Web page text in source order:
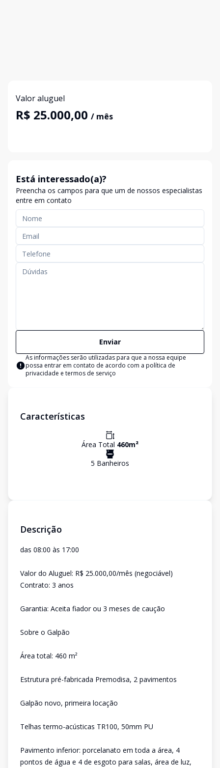
Valor aluguel
R$ 25.000,00 / mês
Está interessado(a)?
Preencha os campos para que um de nossos especialistas
entre em contato
Enviar
As informações serão utilizadas para que a nossa equipe
possa entrar em contato de acordo com a política de
privacidade e termos de serviço
Características
Área Total 460m²
5 Banheiros
Descrição
das 08:00 às 17:00
Valor do Aluguel: R$ 25.000,00/mês (negociável)
Contrato: 3 anos
Garantia: Aceita fiador ou 3 meses de caução
Sobre o Galpão
Área total: 460 m²
Estrutura pré-fabricada Premodisa, 2 pavimentos
Galpão novo, primeira locação
Telhas termo-acústicas TR100, 50mm PU
Pavimento inferior: porcelanato em toda a área, 4
pontos de água e 4 de esgoto para salas, área de luz,